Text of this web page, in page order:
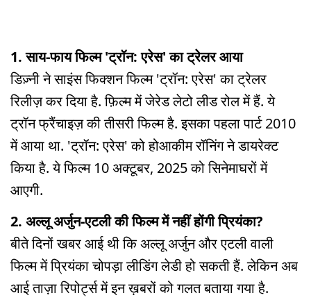
1. साय-फाय फिल्म 'ट्रॉन: एरेस' का ट्रेलर आया
डिज़्नी ने साइंस फिक्शन फिल्म 'ट्रॉन: एरेस' का ट्रेलर
रिलीज़ कर दिया है. फ़िल्म में जेरेड लेटो लीड रोल में हैं. ये
ट्रॉन फ्रैंचाइज़ की तीसरी फिल्म है. इसका पहला पार्ट 2010
में आया था. 'ट्रॉन: एरेस' को होआकीम रॉनिंग ने डायरेक्ट
किया है. ये फिल्म 10 अक्टूबर, 2025 को सिनेमाघरों में
आएगी.
2. अल्लू अर्जुन-एटली की फिल्म में नहीं होंगी प्रियंका?
बीते दिनों खबर आई थी कि अल्लू अर्जुन और एटली वाली
फिल्म में प्रियंका चोपड़ा लीडिंग लेडी हो सकती हैं. लेकिन अब
आई ताज़ा रिपोर्ट्स में इन ख़बरों को गलत बताया गया है.